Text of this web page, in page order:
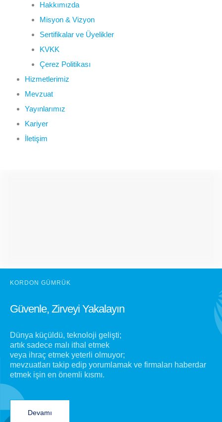
Hakkımızda
Misyon & Vizyon
Sertifikalar ve Üyelikler
KVKK
Çerez Politikası
Hizmetlerimiz
Mevzuat
Yayınlarımız
Kariyer
İletişim
KORDON GÜMRÜK
Güvenle, Zirveyi Yakalayın
Dünya küçüldü, teknoloji gelişti;
artık sadece malı ithal etmek
veya ihraç etmek yeterli olmuyor;
mevzuatları takip edip yorumlamak ve firmaları haberdar
etmek işin en önemli kısmı.
Devamı